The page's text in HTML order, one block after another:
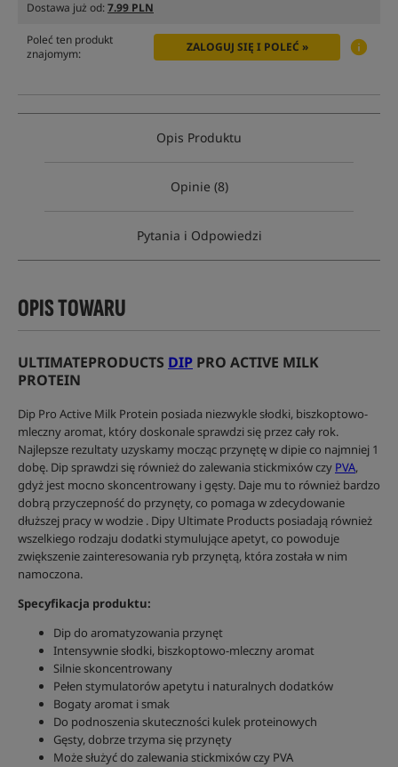
Dostawa już od:7.99 PLN
Poleć ten produkt
znajomym:
ZALOGUJ SIĘ I POLEĆ »
Opis Produktu
Opinie (8)
Pytania i Odpowiedzi
OPIS TOWARU
ULTIMATEPRODUCTS DIP PRO ACTIVE MILK
PROTEIN
Dip Pro Active Milk Protein posiada niezwykle słodki, biszkoptowo-
mleczny aromat, który doskonale sprawdzi się przez cały rok.
Najlepsze rezultaty uzyskamy mocząc przynętę w dipie co najmniej 1
dobę. Dip sprawdzi się również do zalewania stickmixów czy PVA,
gdyż jest mocno skoncentrowany i gęsty. Daje mu to również bardzo
dobrą przyczepność do przynęty, co pomaga w zdecydowanie
dłuższej pracy w wodzie . Dipy Ultimate Products posiadają również
wszelkiego rodzaju dodatki stymulujące apetyt, co powoduje
zwiększenie zainteresowania ryb przynętą, która została w nim
namoczona.
Specyfikacja produktu:
Dip do aromatyzowania przynęt
Intensywnie słodki, biszkoptowo-mleczny aromat
Silnie skoncentrowany
Pełen stymulatorów apetytu i naturalnych dodatków
Bogaty aromat i smak
Do podnoszenia skuteczności kulek proteinowych
Gęsty, dobrze trzyma się przynęty
Może służyć do zalewania stickmixów czy PVA